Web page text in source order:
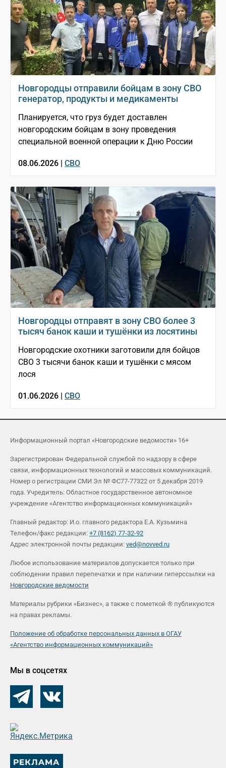
Новгородцы отправили бойцам в зону СВО
генератор, продукты и медикаменты
Планируется, что груз будет доставлен
новгородским бойцам в зону проведения
специальной военной операции к Дню России
08.06.2026 | СВО
Новгородцы отправят в зону СВО более 3
тысяч банок каши и тушёнки из лосятины
Новгородские охотники заготовили для бойцов
СВО 3 тысячи банок каши и тушёнки с мясом
лося
01.06.2026 | СВО
Информационный портал «Новгородские ведомости» 16+
Зарегистрирован Федеральной службой по надзору в сфере
связи, информационных технологий и массовых коммуникаций.
Номер о регистрации СМИ Эл № ФС77-77322 от 5 декабря 2019
года. Учредитель: Областное государственное автономное
учреждение «Агентство информационных коммуникаций»
Главный редактор: И.о. главного редактора Е.А. Кузьмина
Телефон/факс редакции: +7 (8162) 77-32-92
Адрес электронной почты редакции: ved@novved.ru
Любое использование материалов допускается только при
соблюдении правил перепечатки и при наличии гиперссылки на
Новгородские ведомости
Материалы рубрики «Бизнес», а также с пометкой ® публикуются
на правах рекламы.
Положение об обработке персональных данных в ОГАУ
«Агентство информационных коммуникаций»
Мы в соцсетях